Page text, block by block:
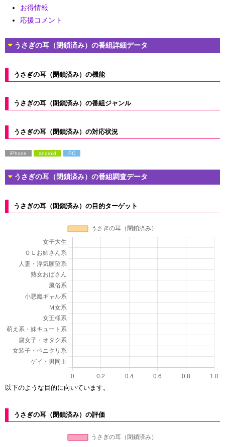
お得情報
応援コメント
うさぎの耳（閉鎖済み）の番組詳細データ
うさぎの耳（閉鎖済み）の機能
うさぎの耳（閉鎖済み）の番組ジャンル
うさぎの耳（閉鎖済み）の対応状況
iPhone android PC
うさぎの耳（閉鎖済み）の番組調査データ
うさぎの耳（閉鎖済み）の目的ターゲット
以下のような目的に向いています。
うさぎの耳（閉鎖済み）の評価